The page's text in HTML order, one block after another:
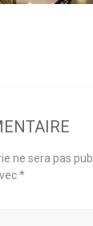
ne sera pas
*